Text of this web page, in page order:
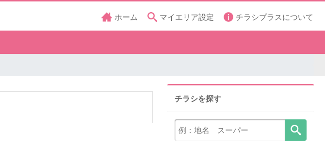
ホーム マイエリア設定 チラシプラスについて
チラシを探す